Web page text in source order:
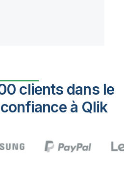
clients dans le
à Qlik